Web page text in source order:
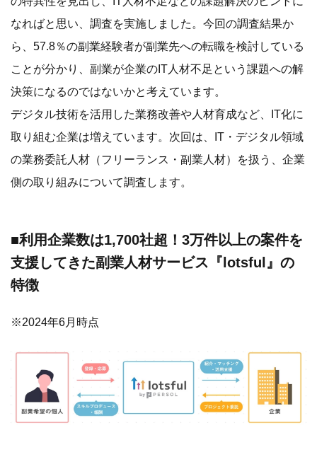
側の取り組みについて調査します。
■利用企業数は1,700社超！3万件以上の案件を
支援してきた副業人材サービス『lotsful』の
特徴
＜副業人材へのメリット＞
に行っています。事業開発、営業、マーケティング、人
事、広報、経営企画など、
ビジネス職を中心に多様な案件
を取り揃えています。これまでの実績やスキルについて、
専任のタレントプランナーが無料カウンセリングを実施
るため、副業未経験者も安心してチャレンジが可能です。